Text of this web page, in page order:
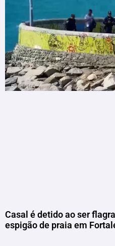
Casal é detido ao ser
espigão de praia em